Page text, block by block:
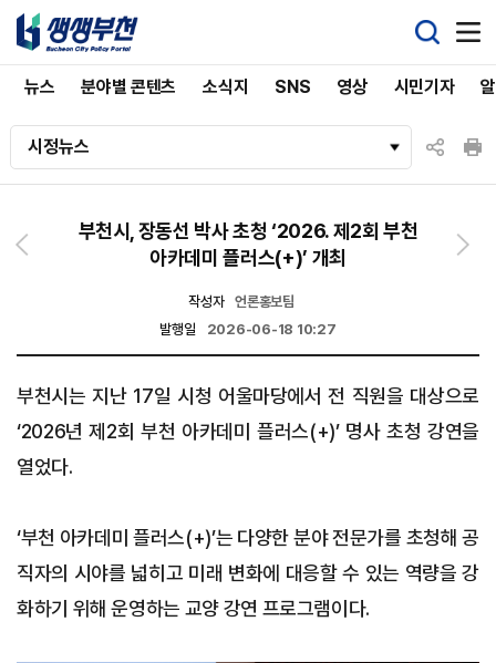
뉴스 분야별 콘텐츠 소식지 SNS 영상 시민기자
시정뉴스
부천시, 장동선 박사 초청 ‘2026. 제2회 부천
아카데미 플러스(+)’ 개최
작성자
언론홍보팀
발행일
2026-06-18 10:27
부천시는 지난 17일 시청 어울마당에서 전 직원을 대상으로
‘2026년 제2회 부천 아카데미 플러스(+)’ 명사 초청 강연을
열었다.
‘부천 아카데미 플러스(+)’는 다양한 분야 전문가를 초청해 공
직자의 시야를 넓히고 미래 변화에 대응할 수 있는 역량을 강
화하기 위해 운영하는 교양 강연 프로그램이다.